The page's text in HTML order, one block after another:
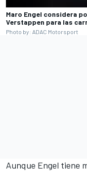
Maro Engel considera
Verstappen para las
Photo by: ADAC Motorsport
Aunque Engel tiene